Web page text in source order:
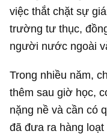
việc thắt chặt sự
trường tư thục,
người nước ngoài
Trong nhiều năm,
thêm sau giờ học,
nặng nề và cần có
đã đưa ra hàng